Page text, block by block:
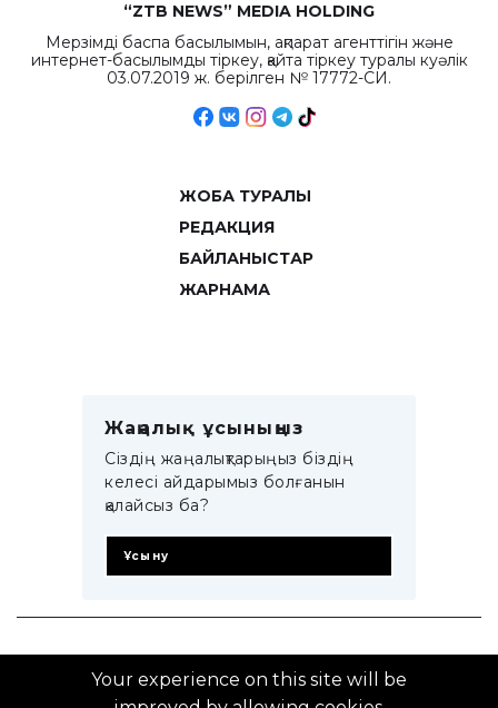
“ZTB NEWS” MEDIA HOLDING
Мерзімді баспа басылымын, ақпарат агенттігін және
интернет-басылымды тіркеу, қайта тіркеу туралы куәлік
03.07.2019 ж. берілген № 17772-СИ.
ЖОБА ТУРАЛЫ
РЕДАКЦИЯ
БАЙЛАНЫСТАР
ЖАРНАМА
Жаңалық ұсыныңыз
Сіздің жаңалықтарыңыз біздің
келесі айдарымыз болғанын
қалайсыз ба?
Ұсыну
© 2014–2025 ZTB.KZ
Your experience on this site will be